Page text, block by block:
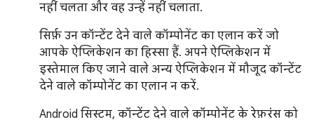
नहीं चलता और वह उन्हें नहीं चलाता.
सिर्फ़ उन कॉन्टेंट देने वाले कॉम्पोनेंट का एलान करें जो
आपके ऐप्लिकेशन का हिस्सा हैं. अपने ऐप्लिकेशन में
इस्तेमाल किए जाने वाले अन्य ऐप्लिकेशन में मौजूद कॉन्टेंट
देने वाले कॉम्पोनेंट का एलान न करें.
Android सिस्टम, कॉन्टेंट देने वाले कॉम्पोनेंट के रेफ़रंस को